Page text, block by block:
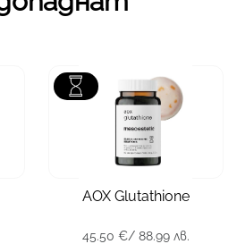
AOX Glutathione
тип кожа всички
60 капсули
45.50 €/ 88.99 лв.